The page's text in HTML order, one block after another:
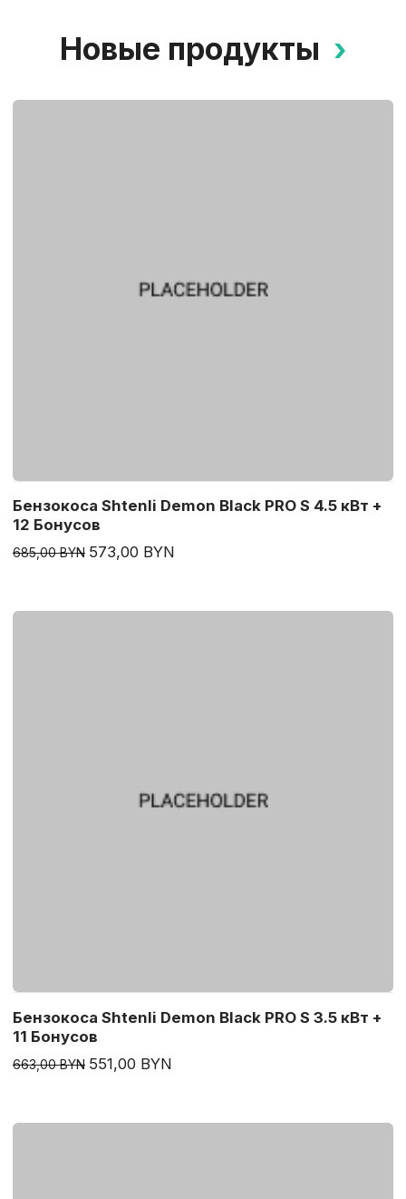
Новые продукты
Бензокоса Shtenli Demon Black PRO S 4.5 кВт +
12 Бонусов
685,00 BYN 573,00 BYN
Бензокоса Shtenli Demon Black PRO S 3.5 кВт +
11 Бонусов
663,00 BYN 551,00 BYN